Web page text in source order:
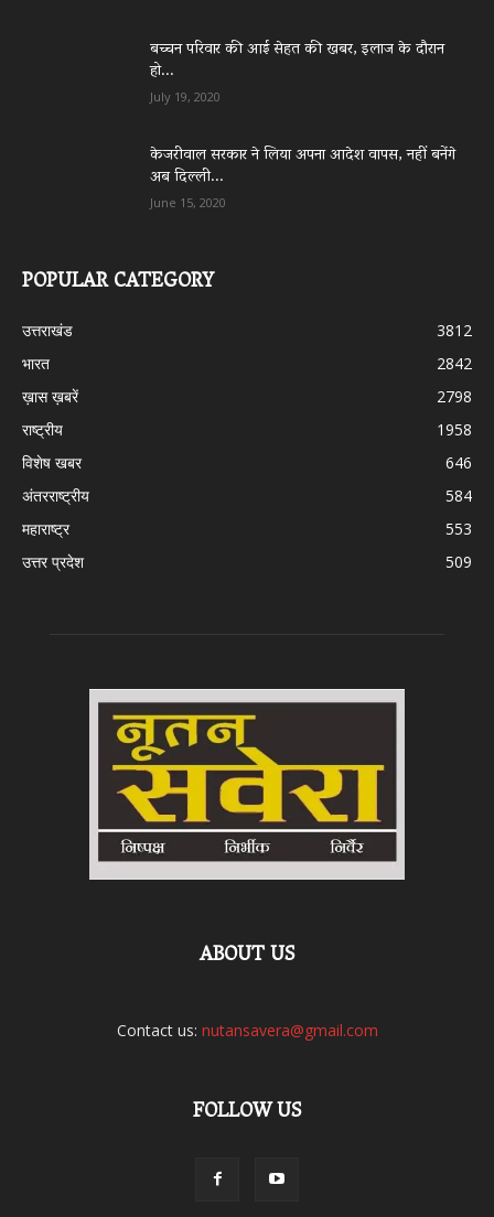
बच्चन परिवार की आई सेहत की खबर, इलाज के दौरान
हो...
July 19, 2020
केजरीवाल सरकार ने लिया अपना आदेश वापस, नहीं बनेंगे
अब दिल्ली...
June 15, 2020
POPULAR CATEGORY
उत्तराखंड
3812
भारत
2842
ख़ास ख़बरें
2798
राष्ट्रीय
1958
विशेष खबर
646
अंतरराष्ट्रीय
584
महाराष्ट्र
553
उत्तर प्रदेश
509
ABOUT US
Contact us: nutansavera@gmail.com
FOLLOW US